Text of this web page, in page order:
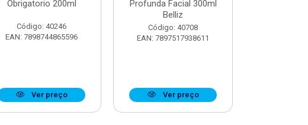
Obrigatorio 200ml
Código: 40246
EAN: 7898744865596
Ver preço
Profunda Facial 300ml
Belliz
Código: 40708
EAN: 7897517938611
Ver preço